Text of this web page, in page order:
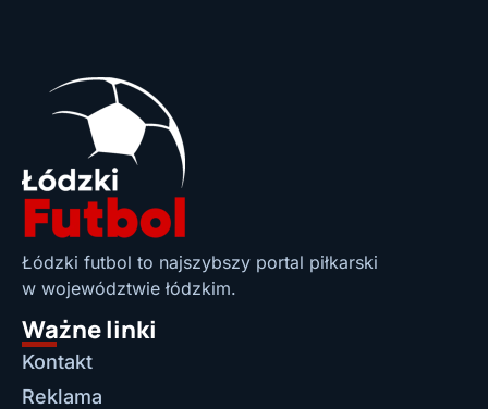
Łódzki futbol to najszybszy portal piłkarski
w województwie łódzkim.
Ważne linki
Kontakt
Reklama